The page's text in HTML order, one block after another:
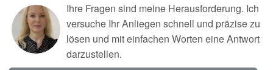
Ihre Fragen sind meine Herausforderung. Ich
versuche Ihr Anliegen schnell und präzise zu
lösen und mit einfachen Worten eine Antwort
darzustellen.